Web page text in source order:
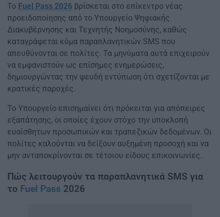
Το Fuel Pass 2026 βρίσκεται στο επίκεντρο νέας
προειδοποίησης από το Υπουργείο Ψηφιακής
Διακυβέρνησης και Τεχνητής Νοημοσύνης, καθώς
καταγράφεται κύμα παραπλανητικών SMS που
απευθύνονται σε πολίτες. Τα μηνύματα αυτά επιχειρούν
να εμφανιστούν ως επίσημες ενημερώσεις,
δημιουργώντας την ψευδή εντύπωση ότι σχετίζονται με
κρατικές παροχές.
Το Υπουργείο επισημαίνει ότι πρόκειται για απόπειρες
εξαπάτησης, οι οποίες έχουν στόχο την υποκλοπή
ευαίσθητων προσωπικών και τραπεζικών δεδομένων. Οι
πολίτες καλούνται να δείξουν αυξημένη προσοχή και να
μην ανταποκρίνονται σε τέτοιου είδους επικοινωνίες.
Πώς λειτουργούν τα παραπλανητικά SMS για
το Fuel Pass 2026